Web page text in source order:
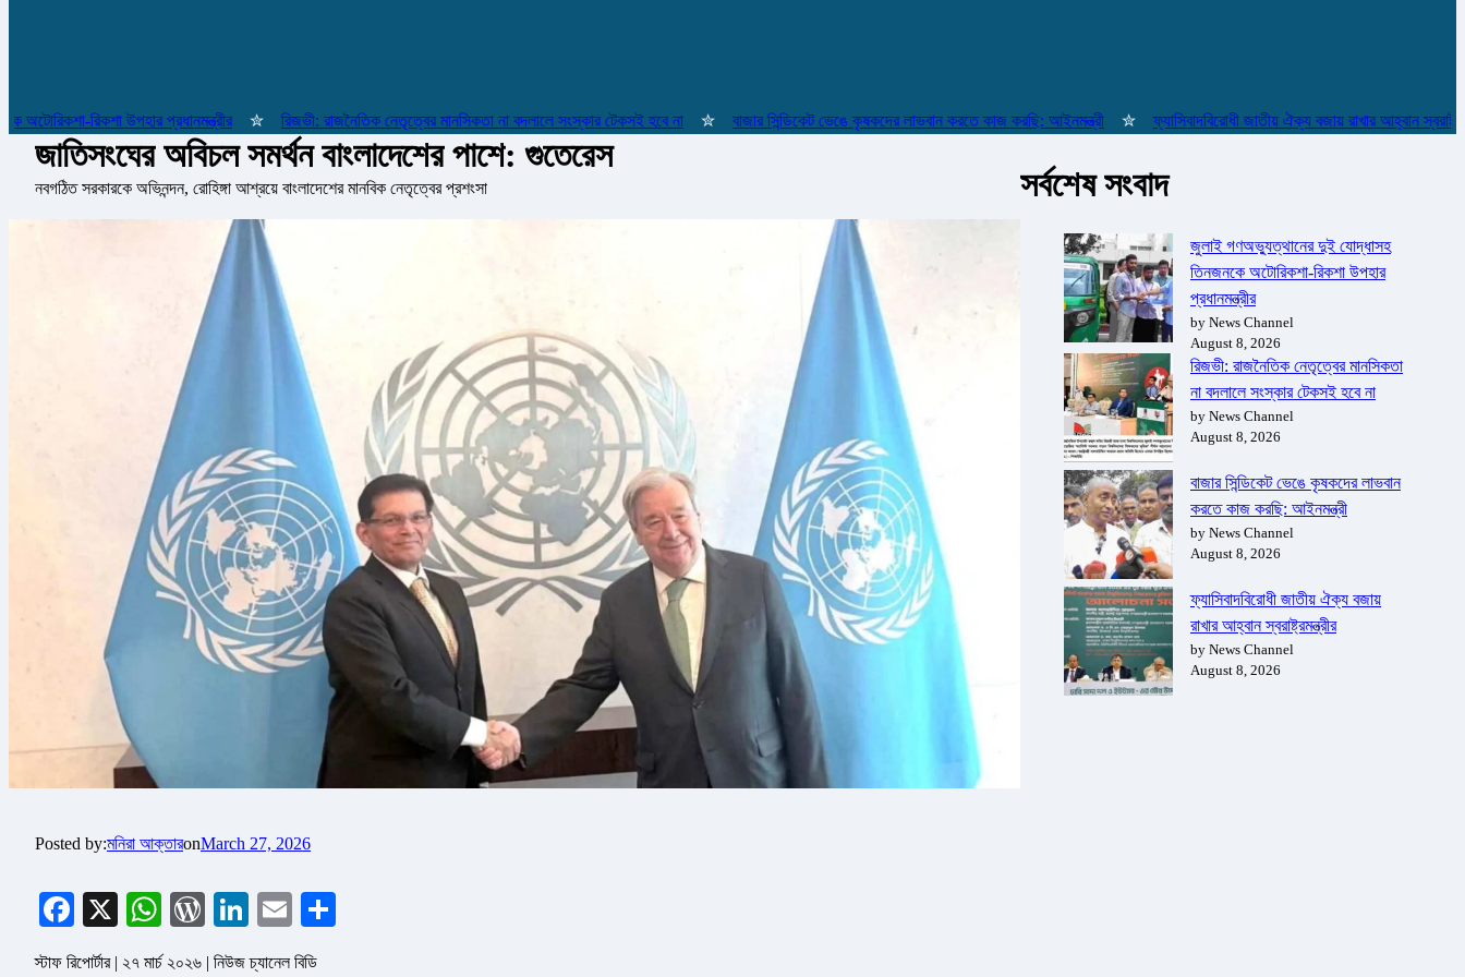
রিকশা উপহার প্রধানমন্ত্রীর ✮ রিজভী: রাজনৈতিক নেতৃত্বের মানসিকতা না বদলালে সংস্কার টেকসই হবে না ✮ বাজার সিন্ডিকেট ভেঙে কৃষকদের লাভবান করতে কাজ করছি: আইনমন্ত্রী ✮ ফ্যাসিবাদবিরোধী জাতীয় ঐক্য বজায় রাখার আহ্বান স্বরাষ্ট্রমন্ত্রীর
জাতিসংঘের অবিচল সমর্থন বাংলাদেশের পাশে: গুতেরেস
নবগঠিত সরকারকে অভিনন্দন, রোহিঙ্গা আশ্রয়ে বাংলাদেশের মানবিক নেতৃত্বের প্রশংসা
Posted by:মনিরা আক্তারonMarch 27, 2026
Facebook
X WhatsApp
WordPress
LinkedIn
Email
স্টাফ রিপোর্টার | ২৭ মার্চ ২০২৬ | নিউজ চ্যানেল বিডি
সর্বশেষ সংবাদ
জুলাই গণঅভ্যুত্থানের দুই যোদ্ধাসহ
তিনজনকে অটোরিকশা-রিকশা উপহার
প্রধানমন্ত্রীর
by News Channel
August 8, 2026
রিজভী: রাজনৈতিক নেতৃত্বের মানসিকতা
না বদলালে সংস্কার টেকসই হবে না
by News Channel
August 8, 2026
বাজার সিন্ডিকেট ভেঙে কৃষকদের লাভবান
করতে কাজ করছি: আইনমন্ত্রী
by News Channel
August 8, 2026
ফ্যাসিবাদবিরোধী জাতীয় ঐক্য বজায়
রাখার আহ্বান স্বরাষ্ট্রমন্ত্রীর
by News Channel
August 8, 2026